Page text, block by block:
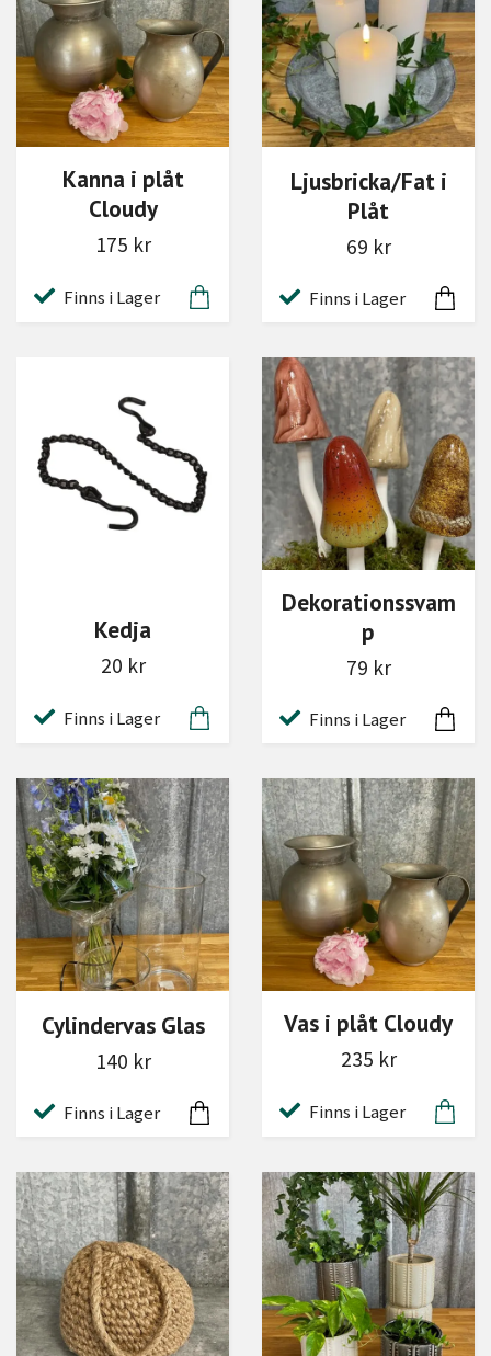
Kanna i plåt
Cloudy
175 kr
Finns i Lager
Ljusbricka/Fat i
Plåt
69 kr
Finns i Lager
Kedja
20 kr
Finns i Lager
Dekorationssvam
p
79 kr
Finns i Lager
Cylindervas Glas
140 kr
Finns i Lager
Vas i plåt Cloudy
235 kr
Finns i Lager